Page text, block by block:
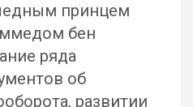
принцем
бен
ряда
об
развитии